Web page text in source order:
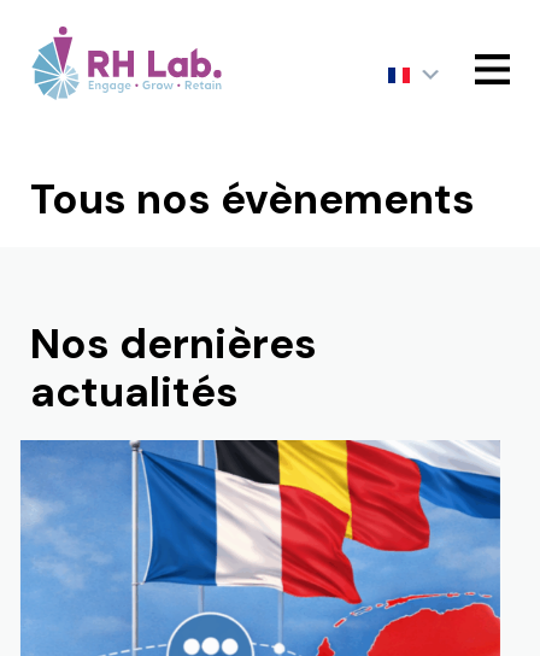
MENU
Tous nos évènements
Nos dernières
actualités